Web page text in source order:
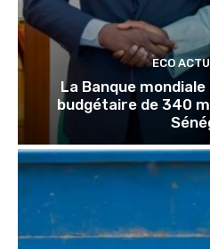
ECO
La Banque
budgétaire de 340